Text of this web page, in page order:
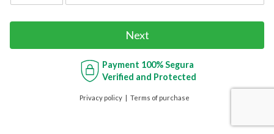
Next
Payment 100% Segura
Verified and Protected
Privacy policy Terms of purchase